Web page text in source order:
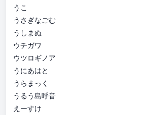
うこ
うさぎなごむ
うしまぬ
ウチガワ
ウツロギノア
うにあはと
うらまっく
うるう島呼音
えーすけ